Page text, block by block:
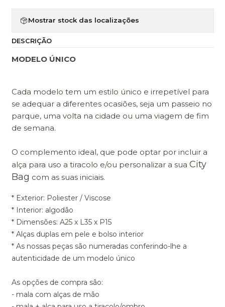
Mostrar stock das localizações
DESCRIÇÃO
MODELO ÚNICO
Cada modelo tem um estilo único e irrepetível para
se adequar a diferentes ocasiões, seja um passeio no
parque, uma volta na cidade ou uma viagem de fim
de semana.
O complemento ideal, que pode optar por incluir a
alça para uso a tiracolo e/ou personalizar a sua City
Bag com as suas iniciais.
* Exterior: Poliester / Viscose
* Interior: algodão
* Dimensões: A25 x L35 x P15
* Alças duplas em pele e bolso interior
* As nossas peças são numeradas conferindo-lhe a
autenticidade de um modelo único
As opções de compra são:
- mala com alças de mão